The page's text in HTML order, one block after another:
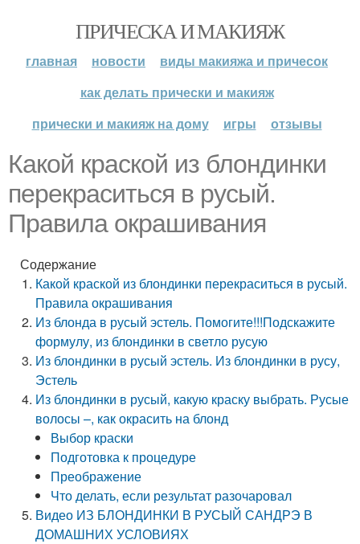
ПРИЧЕСКА И МАКИЯЖ
главная новости
виды макияжа и причесок
как делать прически и макияж
прически и макияж на дому
игры отзывы
Какой краской из блондинки
перекраситься в русый.
Правила окрашивания
Содержание
Какой краской из блондинки перекраситься в русый.
Правила окрашивания
Из блонда в русый эстель. Помогите!!!Подскажите
формулу, из блондинки в светло русую
Из блондинки в русый эстель. Из блондинки в русу,
Эстель
Из блондинки в русый, какую краску выбрать. Русые
волосы –, как окрасить на блонд
Выбор краски
Подготовка к процедуре
Преображение
Что делать, если результат разочаровал
Видео ИЗ БЛОНДИНКИ В РУСЫЙ САНДРЭ В
ДОМАШНИХ УСЛОВИЯХ